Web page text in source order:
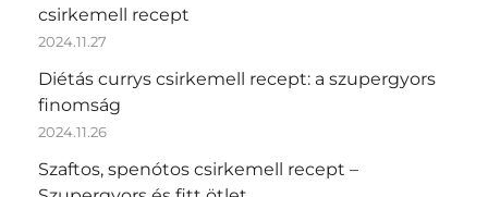
csirkemell recept
2024.11.27
Diétás currys csirkemell recept: a szupergyors
finomság
2024.11.26
Szaftos, spenótos csirkemell recept –